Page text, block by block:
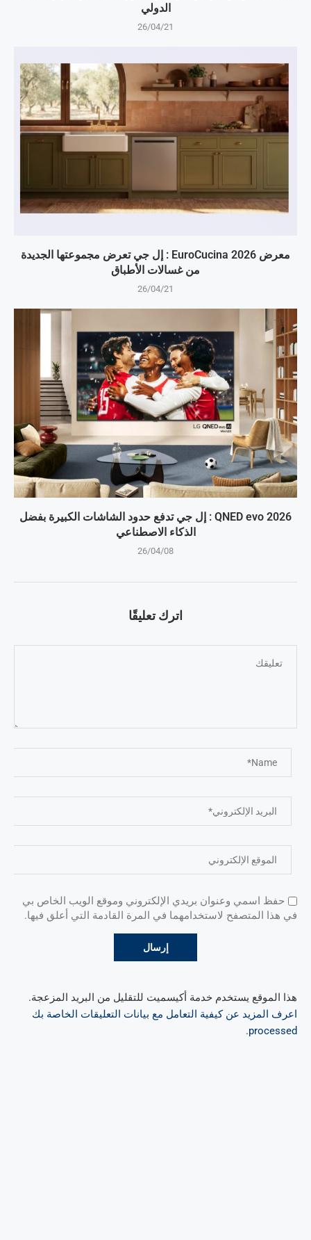
الدولي
26/04/21
معرض EuroCucina 2026 : إل جي تعرض مجموعتها الجديدة
من غسالات الأطباق
26/04/21
QNED evo 2026 : إل جي تدفع حدود الشاشات الكبيرة بفضل
الذكاء الاصطناعي
26/04/08
اترك تعليقًا
حفظ اسمي وعنوان بريدي الإلكتروني وموقع الويب الخاص بي
في هذا المتصفح لاستخدامهما في المرة القادمة التي أعلق فيها.
هذا الموقع يستخدم خدمة أكيسميت للتقليل من البريد المزعجة.
اعرف المزيد عن كيفية التعامل مع بيانات التعليقات الخاصة بك
processed
.